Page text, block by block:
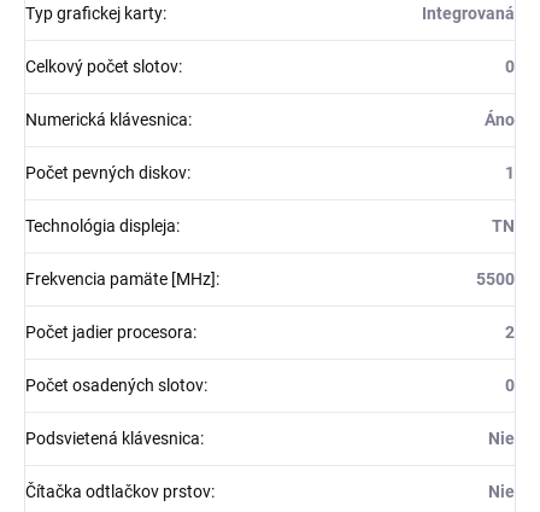
Typ grafickej karty: Integrovaná
Celkový počet slotov: 0
Numerická klávesnica: Áno
Počet pevných diskov: 1
Technológia displeja: TN
Frekvencia pamäte [MHz]: 5500
Počet jadier procesora: 2
Počet osadených slotov: 0
Podsvietená klávesnica: Nie
Čítačka odtlačkov prstov: Nie